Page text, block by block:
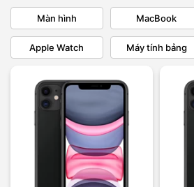
Màn hình MacBook
Apple Watch Máy tính bảng